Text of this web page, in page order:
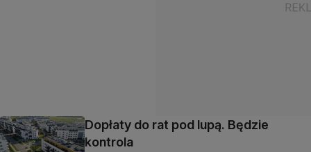
Dopłaty do rat pod lupą. Będzie
kontrola